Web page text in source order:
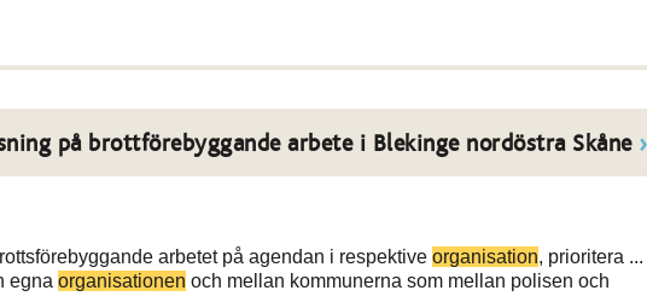
på brottförebyggande arbete i Blekinge nordöstra Skåne
arbetet på agendan i respektive organisation, prioritera ...
egna organisationen och mellan kommunerna som mellan polisen och